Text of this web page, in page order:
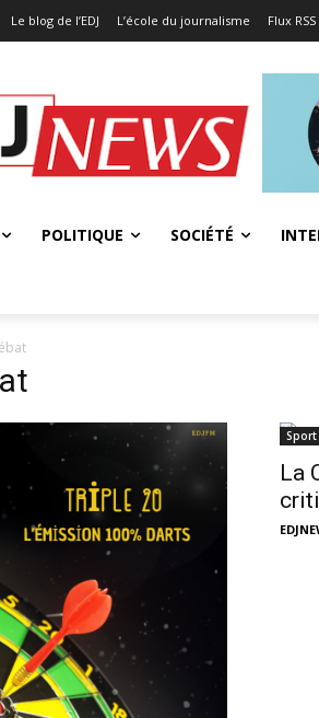
Le blog de l’EDJ L’école du journalisme Flux RSS
POLITIQUE SOCIÉTÉ
Sport
La